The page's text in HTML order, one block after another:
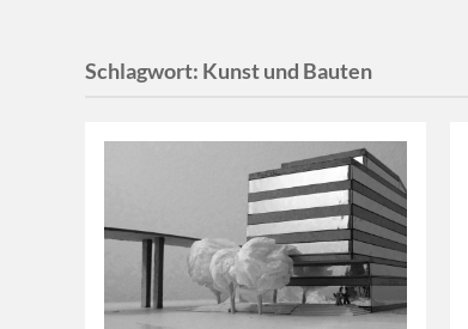
Schlagwort: Kunst und Bauten